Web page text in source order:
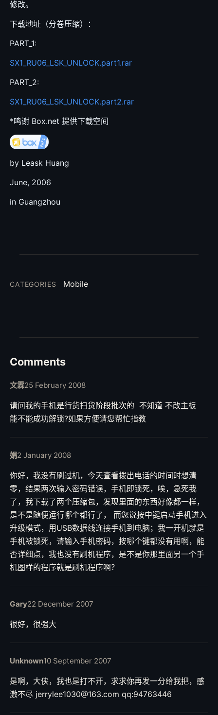
修改。
下载地址（分卷压缩）：
PART_1:
SX1_RU06_LSK_UNLOCK.part1.rar
PART_2:
SX1_RU06_LSK_UNLOCK.part2.rar
*鸣谢 Box.net 提供下载空间
by Leask Huang
June, 2006
in Guangzhou
CATEGORIES Mobile
Comments
文霖25 February 2008
请问我的手机是行货扫货阶段批次的 不知道 不改主板
能不能成功解锁?如果方便请您帮忙指教
娟2 January 2008
你好，我没有刷过机，今天查看拨出电话的时间时想清
零，结果两次输入密码错误，手机即锁死，唉，急死我
了，我下载了两个压缩包，发现里面的东西好像都一样，
是不是随便运行哪个都行了， 而您说按中键启动手机进入
升级模式，用USB数据线连接手机到电脑；我一开机就是
手机被锁死，请输入手机密码，按哪个键都没有用啊，能
否详细点，我也没有刷机程序，是不是你那里面另一个手
机图样的程序就是刷机程序啊？
Gary22 December 2007
很好，很强大
Unknown10 September 2007
是啊，大侠，我也是打不开，求求你再发一分给我把，感
激不尽 jerrylee1030@163.com qq:94763446